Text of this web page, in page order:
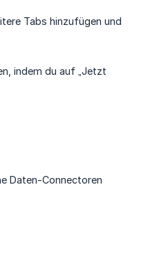
Tabs hinzufügen und
indem du auf „Jetzt
Daten-Connectoren